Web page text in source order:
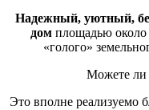
Надежный, уютный,
дом площадью около
«голого»
Можете ли
Это вполне реализуемо